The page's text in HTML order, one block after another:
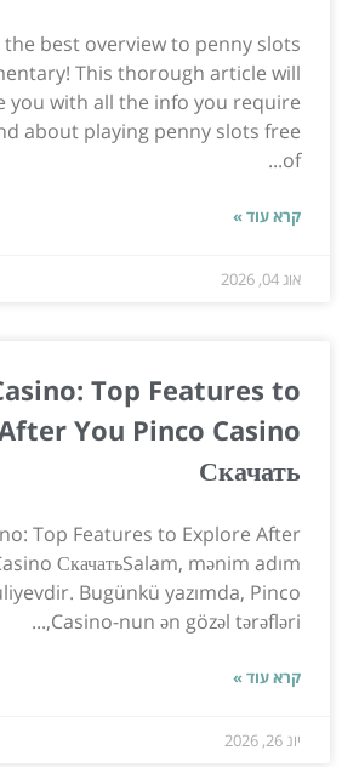
best overview to penny slots
This thorough article will
you with all the info you require
about playing penny slots free
of...
קרא עוד »
אוג 04, 2026
Top Features to
You Pinco Casino
Скачать
Top Features to Explore After
СкачатьSalam, mənim adım
Bugünkü yazımda, Pinco
Casino-nun ən gözəl tərəfləri,...
קרא עוד »
יונ 26, 2026